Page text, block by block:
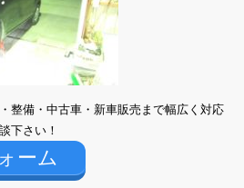
整備・中古車・新車販売まで幅広く対応
下さい！
ーム